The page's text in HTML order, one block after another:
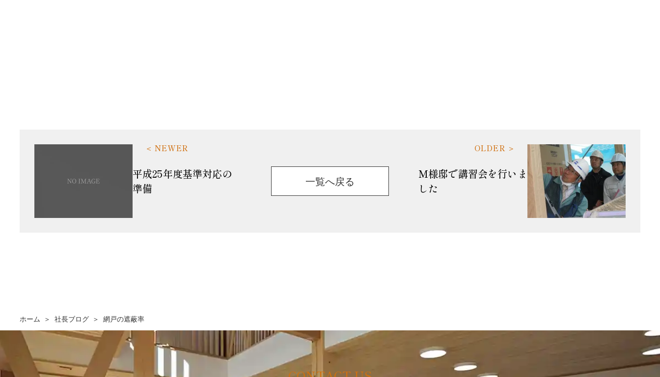
平成25年度基準対応の
準備
M様邸で講習会を行いま
した
一覧へ戻る
ホーム 社長ブログ 網戸の遮蔽率